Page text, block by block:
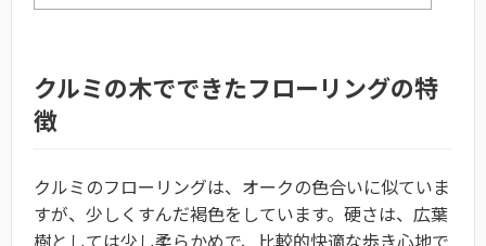
クルミの木でできたフローリングの特
徴
クルミのフローリングは、オークの色合いに似ていま
すが、少しくすんだ褐色をしています。硬さは、広葉
樹としては少し柔らかめで、比較的快適な歩き心地で